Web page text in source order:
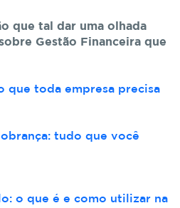
que tal dar uma olhada
Gestão Financeira que
que toda empresa precisa
tudo que você
o que é e como utilizar na